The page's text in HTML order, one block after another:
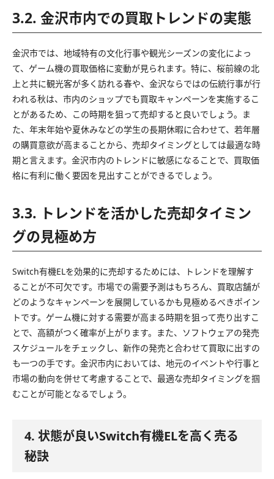
3.2. 金沢市内での買取トレンドの実態
金沢市では、地域特有の文化行事や観光シーズンの変化によっ
て、ゲーム機の買取価格に変動が見られます。特に、桜前線の北
上と共に観光客が多く訪れる春や、金沢ならではの伝統行事が行
われる秋は、市内のショップでも買取キャンペーンを実施するこ
とがあるため、この時期を狙って売却すると良いでしょう。ま
た、年末年始や夏休みなどの学生の長期休暇に合わせて、若年層
の購買意欲が高まることから、売却タイミングとしては最適な時
期と言えます。金沢市内のトレンドに敏感になることで、買取価
格に有利に働く要因を見出すことができるでしょう。
3.3. トレンドを活かした売却タイミン
グの見極め方
Switch有機ELを効果的に売却するためには、トレンドを理解す
ることが不可欠です。市場での需要予測はもちろん、買取店舗が
どのようなキャンペーンを展開しているかも見極めるべきポイン
トです。ゲーム機に対する需要が高まる時期を狙って売り出すこ
とで、高額がつく確率が上がります。また、ソフトウェアの発売
スケジュールをチェックし、新作の発売と合わせて買取に出すの
も一つの手です。金沢市内においては、地元のイベントや行事と
市場の動向を併せて考慮することで、最適な売却タイミングを掴
むことが可能となるでしょう。
4. 状態が良いSwitch有機ELを高く売る
秘訣